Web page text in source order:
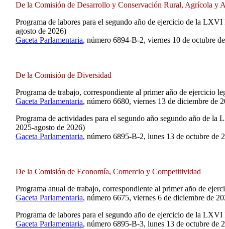
De la Comisión de Desarrollo y Conservación Rural, Agrícola y
Programa de labores para el segundo año de ejercicio de la
agosto de 2026)
Gaceta Parlamentaria, número 6894-B-2, viernes 10 de octubre
De la Comisión de Diversidad
Programa de trabajo, correspondiente al primer año de ejercicio
Gaceta Parlamentaria, número 6680, viernes 13 de diciembre de
Programa de actividades para el segundo año segundo año de la
2025-agosto de 2026)
Gaceta Parlamentaria, número 6895-B-2, lunes 13 de octubre de
De la Comisión de Economía, Comercio y Competitividad
Programa anual de trabajo, correspondiente al primer año de
Gaceta Parlamentaria, número 6675, viernes 6 de diciembre de
Programa de labores para el segundo año de ejercicio de la
Gaceta Parlamentaria, número 6895-B-3, lunes 13 de octubre de